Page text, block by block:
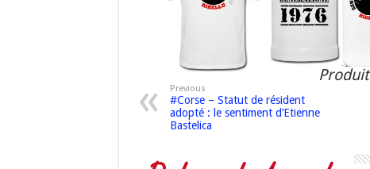
Previous
#Corse – Statut de résident
adopté : le sentiment d’Etienne
Bastelica